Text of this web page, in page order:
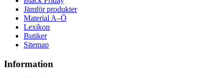
Jämför produkter
Material A–Ö
Lexikon
Butiker
Sitemap
Information